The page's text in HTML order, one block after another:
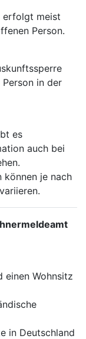
erfolgt meist
Person.
in der
es
auch bei
können je nach
einen Wohnsitz
in Deutschland